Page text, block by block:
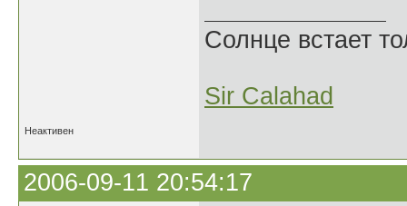
Солнце встает
Sir Calahad
Неактивен
2006-09-11 20:54:17